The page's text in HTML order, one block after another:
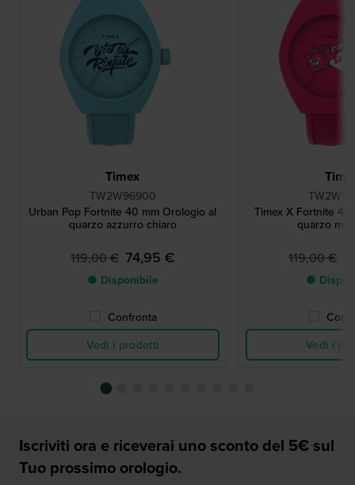
Timex
TW2W96900
Urban Pop Fortnite 40 mm Orologio al
quarzo azzurro chiaro
119,00 € 74,95 €
● Disponibile
Confronta
Vedi i prodotti
Timex X Fortnite
quarzo
119,00 €
●
Vedi i
Iscriviti ora e riceverai uno sconto del 5€ sul
Tuo prossimo orologio.